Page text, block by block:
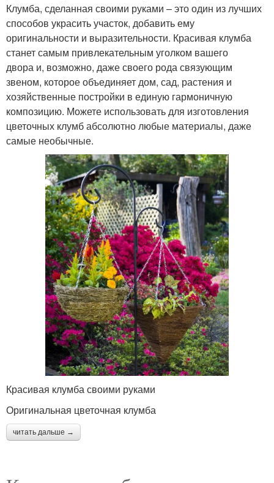
Клумба, сделанная своими руками – это один из лучших
способов украсить участок, добавить ему
оригинальности и выразительности. Красивая клумба
станет самым привлекательным уголком вашего
двора и, возможно, даже своего рода связующим
звеном, которое объединяет дом, сад, растения и
хозяйственные постройки в единую гармоничную
композицию. Можете использовать для изготовления
цветочных клумб абсолютно любые материалы, даже
самые необычные.
Красивая клумба своими руками
Оригинальная цветочная клумба
читать дальше →